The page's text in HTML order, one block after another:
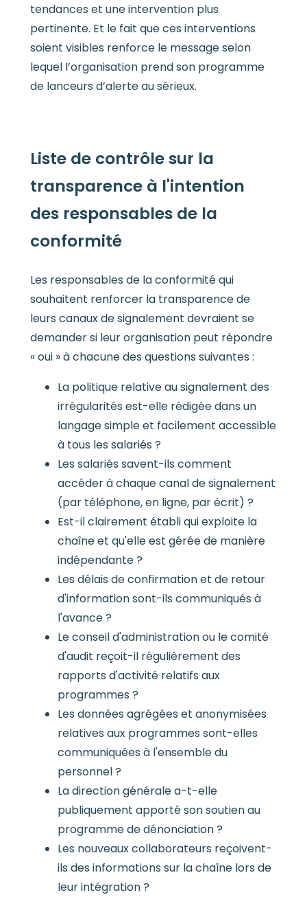
tendances et une intervention plus
pertinente. Et le fait que ces interventions
soient visibles renforce le message selon
lequel l’organisation prend son programme
de lanceurs d’alerte au sérieux.
Liste de contrôle sur la
transparence à l'intention
des responsables de la
conformité
Les responsables de la conformité qui
souhaitent renforcer la transparence de
leurs canaux de signalement devraient se
demander si leur organisation peut répondre
« oui » à chacune des questions suivantes :
La politique relative au signalement des
irrégularités est-elle rédigée dans un
langage simple et facilement accessible
à tous les salariés ?
Les salariés savent-ils comment
accéder à chaque canal de signalement
(par téléphone, en ligne, par écrit) ?
Est-il clairement établi qui exploite la
chaîne et qu'elle est gérée de manière
indépendante ?
Les délais de confirmation et de retour
d'information sont-ils communiqués à
l'avance ?
Le conseil d'administration ou le comité
d'audit reçoit-il régulièrement des
rapports d'activité relatifs aux
programmes ?
Les données agrégées et anonymisées
relatives aux programmes sont-elles
communiquées à l'ensemble du
personnel ?
La direction générale a-t-elle
publiquement apporté son soutien au
programme de dénonciation ?
Les nouveaux collaborateurs reçoivent-
ils des informations sur la chaîne lors de
leur intégration ?